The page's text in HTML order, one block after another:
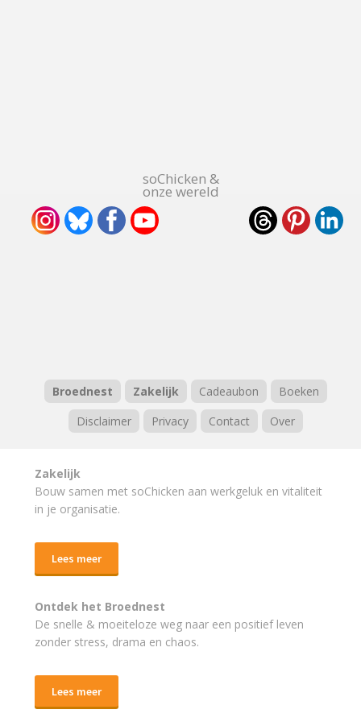
soChicken &
onze wereld
Broednest Zakelijk Cadeaubon
Boeken
Disclaimer
Privacy Contact Over
Zakelijk
Bouw samen met soChicken aan werkgeluk en vitaliteit
in je organisatie.
Lees meer
Ontdek het Broednest
De snelle & moeiteloze weg naar een positief leven
zonder stress, drama en chaos.
Lees meer